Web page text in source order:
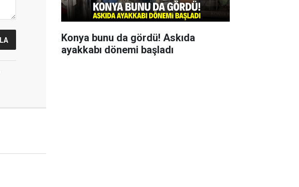
Konya bunu da gördü! Askıda
ayakkabı dönemi başladı